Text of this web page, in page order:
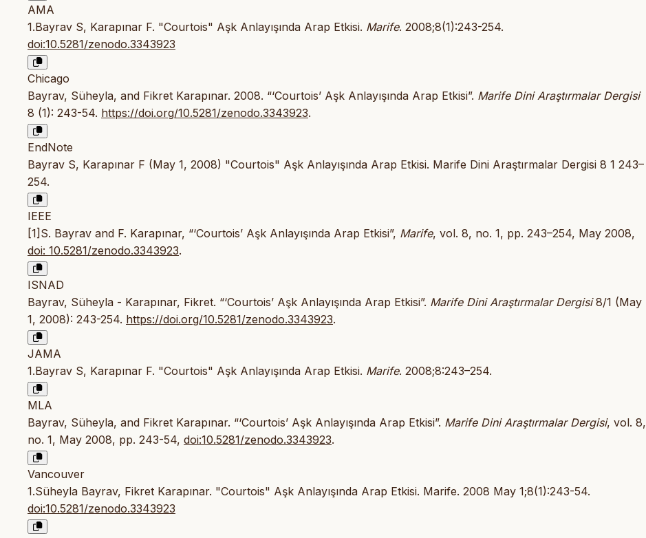
AMA
1.Bayrav S, Karapınar F. "Courtois" Aşk Anlayışında Arap Etkisi. Marife. 2008;8(1):243-254.
doi:10.5281/zenodo.3343923
Chicago
Bayrav, Süheyla, and Fikret Karapınar. 2008. “‘Courtois’ Aşk Anlayışında Arap Etkisi”. Marife Dini Araştırmalar Dergisi
8 (1): 243-54. https://doi.org/10.5281/zenodo.3343923.
EndNote
Bayrav S, Karapınar F (May 1, 2008) "Courtois" Aşk Anlayışında Arap Etkisi. Marife Dini Araştırmalar Dergisi 8 1 243–
254.
IEEE
[1]S. Bayrav and F. Karapınar, “‘Courtois’ Aşk Anlayışında Arap Etkisi”, Marife, vol. 8, no. 1, pp. 243–254, May 2008,
doi: 10.5281/zenodo.3343923.
ISNAD
Bayrav, Süheyla - Karapınar, Fikret. “‘Courtois’ Aşk Anlayışında Arap Etkisi”. Marife Dini Araştırmalar Dergisi8/1 (May
1, 2008): 243-254. https://doi.org/10.5281/zenodo.3343923.
JAMA
1.Bayrav S, Karapınar F. "Courtois" Aşk Anlayışında Arap Etkisi. Marife. 2008;8:243–254.
MLA
Bayrav, Süheyla, and Fikret Karapınar. “‘Courtois’ Aşk Anlayışında Arap Etkisi”. Marife Dini Araştırmalar Dergisi, vol. 8,
no. 1, May 2008, pp. 243-54, doi:10.5281/zenodo.3343923.
Vancouver
1.Süheyla Bayrav, Fikret Karapınar. "Courtois" Aşk Anlayışında Arap Etkisi. Marife. 2008 May 1;8(1):243-54.
doi:10.5281/zenodo.3343923